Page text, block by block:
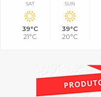
SAT
39°C
21°C
SUN
39°C
20°C